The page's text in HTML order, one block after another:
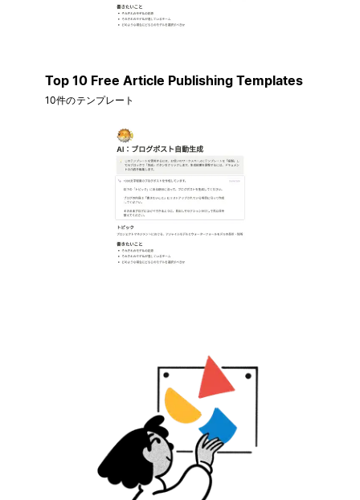
Top 10 Free Article Publishing Templates
10件のテンプレート